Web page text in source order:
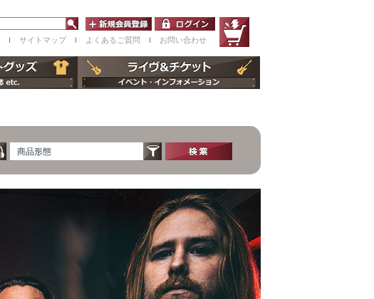
ｌ サイトマップ ｌ よくあるご質問 ｌ お問い合わせ
商品形態